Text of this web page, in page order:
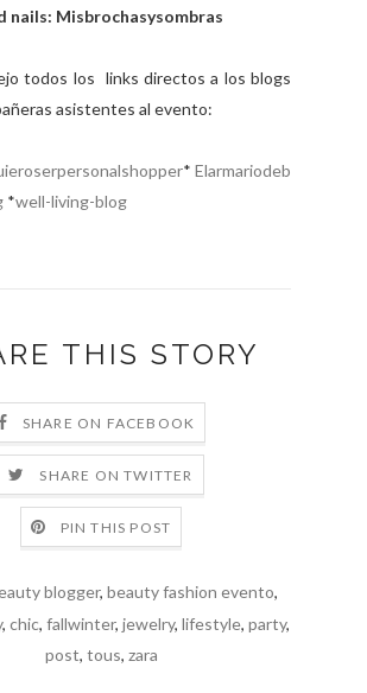
nails: Misbrochasysombras
todos los links directos a los blogs
asistentes al evento:
* Elarmariodeb
*well-living-blog
THIS STORY
SHARE ON FACEBOOK
SHARE ON TWITTER
PIN THIS POST
blogger, beauty fashion evento,
, chic, fallwinter, jewelry, lifestyle, party,
post, tous, zara